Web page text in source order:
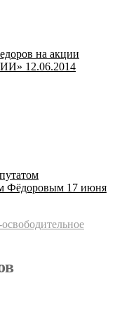
на акции
12.06.2014
Фёдоровым 17 июня